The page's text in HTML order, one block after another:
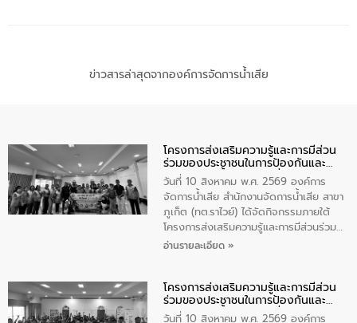
ข่าวสารล่าสุดจากองค์การจัดการน้ำเสีย
โครงการส่งเสริมความรู้และการมีส่วน
ร่วมของประชาชนในการป้องกันและ
แก้ไขปัญหาน้ำเสียอย่างยั่งยืน
วันที่ 10 สิงหาคม พ.ศ. 2569 องค์การ
จัดการน้ำเสีย สำนักงานจัดการน้ำเสีย สาขา
ภูเก็ต (ทต.ราไวย์) ได้จัดกิจกรรมภายใต้
โครงการส่งเสริมความรู้และการมีส่วนร่วม
ของประชาชนในการป้องกันและแก้ไขปัญหา
ความรู้แก่อาสาสมัครท้องถิ่นรักษ์โลก อาสา
สมัครสาธารณสุขประจำหมู่บ้าน และ
ประชาชนผู้ที่สนใจเข้าร่วม จำนวน 80 คน
อ่านรายละเอียด »
โครงการส่งเสริมความรู้และการมีส่วน
ร่วมของประชาชนในการป้องกันและ
แก้ไขปัญหาน้ำเสียอย่างยั่งยืน
วันที่ 10 สิงหาคม พ.ศ. 2569 องค์การ